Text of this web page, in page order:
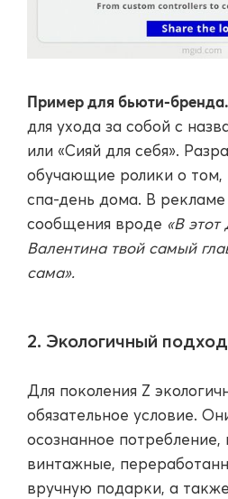
Пример для бьюти-бренда.
для ухода за собой с
или «Сияй для себя».
обучающие ролики о том,
спа-день дома. В рекламе
сообщения вроде «В этот
Валентина твой самый
сама».
2. Экологичный
Для поколения Z
обязательное условие.
осознанное потребление,
винтажные,
вручную подарки, а